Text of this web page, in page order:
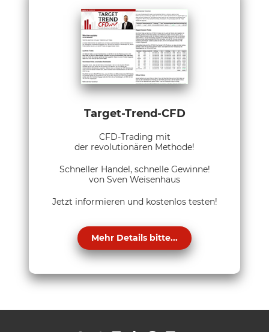
Target-Trend-CFD
CFD-Trading mit
der revolutionären Methode!
Schneller Handel, schnelle Gewinne!
von Sven Weisenhaus
Jetzt informieren und kostenlos testen!
Mehr Details bitte...